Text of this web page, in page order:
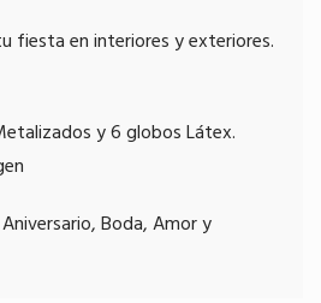
fiesta en interiores y exteriores.
y 6 globos Látex.
Aniversario, Boda, Amor y